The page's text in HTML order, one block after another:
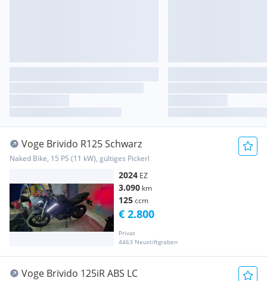
Voge Brivido R125 Schwarz
Naked Bike, 15 PS (11 kW), gültiges Pickerl
2024 EZ
3.090 km
125ccm
Privat
4463 Neustiftgraben
€ 2.800
Voge Brivido 125iR ABS LC